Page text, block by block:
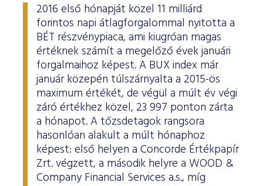
2016 első hónapját közel 11 milliárd
forintos napi átlagforgalommal nyitotta a
BÉT részvénypiaca, ami kiugróan magas
értéknek számít a megelőző évek januári
forgalmaihoz képest. A BUX index már
január közepén túlszárnyalta a 2015-ös
maximum értékét, de végül a múlt év végi
záró értékhez közel, 23 997 ponton zárta
a hónapot. A tőzsdetagok rangsora
hasonlóan alakult a múlt hónaphoz
képest: első helyen a Concorde Értékpapír
Zrt. végzett, a második helyre a WOOD &
Company Financial Services a.s., míg